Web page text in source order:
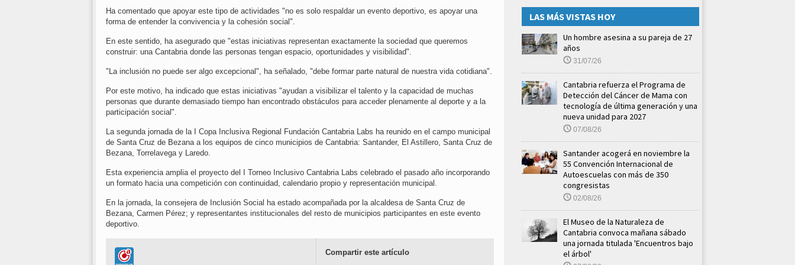
Ha comentado que apoyar este tipo de actividades "no es solo respaldar un evento deportivo, es apoyar una
forma de entender la convivencia y la cohesión social".
En este sentido, ha asegurado que "estas iniciativas representan exactamente la sociedad que queremos
construir: una Cantabria donde las personas tengan espacio, oportunidades y visibilidad".
"La inclusión no puede ser algo excepcional", ha señalado, "debe formar parte natural de nuestra vida cotidiana".
Por este motivo, ha indicado que estas iniciativas "ayudan a visibilizar el talento y la capacidad de muchas
personas que durante demasiado tiempo han encontrado obstáculos para acceder plenamente al deporte y a la
participación social".
La segunda jornada de la I Copa Inclusiva Regional Fundación Cantabria Labs ha reunido en el campo municipal
de Santa Cruz de Bezana a los equipos de cinco municipios de Cantabria: Santander, El Astillero, Santa Cruz de
Bezana, Torrelavega y Laredo.
Esta experiencia amplia el proyecto del I Torneo Inclusivo Cantabria Labs celebrado el pasado año incorporando
un formato hacia una competición con continuidad, calendario propio y representación municipal.
En la jornada, la consejera de Inclusión Social ha estado acompañada por la alcaldesa de Santa Cruz de
Bezana, Carmen Pérez; y representantes institucionales del resto de municipios participantes en este evento
deportivo.
Compartir este artículo
LAS MÁS VISTAS HOY
Un hombre asesina a su pareja de 27
años
31/07/26
Cantabria refuerza el Programa de
Detección del Cáncer de Mama con
tecnología de última generación y una
nueva unidad para 2027
07/08/26
Santander acogerá en noviembre la
55 Convención Internacional de
Autoescuelas con más de 350
congresistas
02/08/26
El Museo de la Naturaleza de
Cantabria convoca mañana sábado
una jornada titulada 'Encuentros bajo
el árbol'